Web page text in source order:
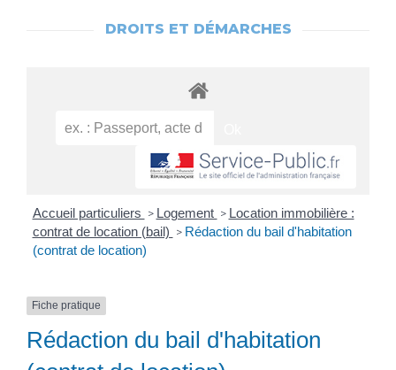
DROITS ET DÉMARCHES
Accueil particuliers > Logement > Location immobilière :
contrat de location (bail) > Rédaction du bail d'habitation
(contrat de location)
Fiche pratique
Rédaction du bail d'habitation